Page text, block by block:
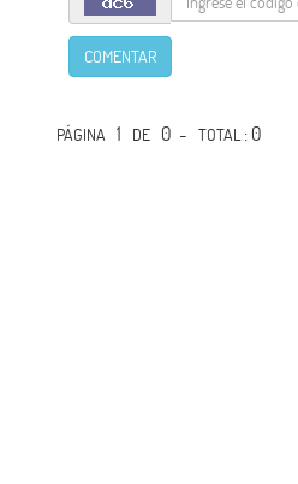
COMENTAR
PÁGINA 1 DE 0 - TOTAL: 0